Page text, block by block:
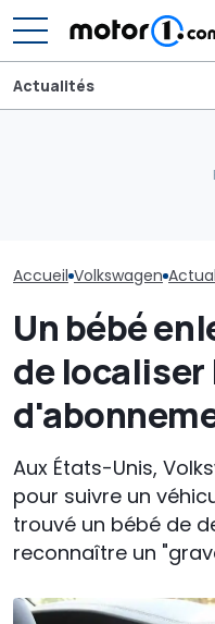
Actualités
Accueil Volkswagen
Un bébé
de
Aux États-Unis,
pour suivre un
trouvé un bébé de
reconnaître un